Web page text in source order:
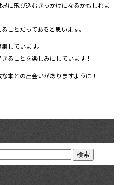
に飛び込むきっかけになるかもしれま
ことだってあると思います。
しています。
ることを楽しみにしています！
本との出会いがありますように！